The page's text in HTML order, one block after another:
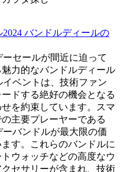
バンドルディールの
セールが間近に迫って
力的なバンドルディール
ベントは、技術ファン
ドする絶好の機会となる
を約束しています。スマ
主要プレーヤーである
バンドルが最大限の価
す。これらのバンドルに
ウォッチなどの高度なウ
セサリーが含まれ、技術